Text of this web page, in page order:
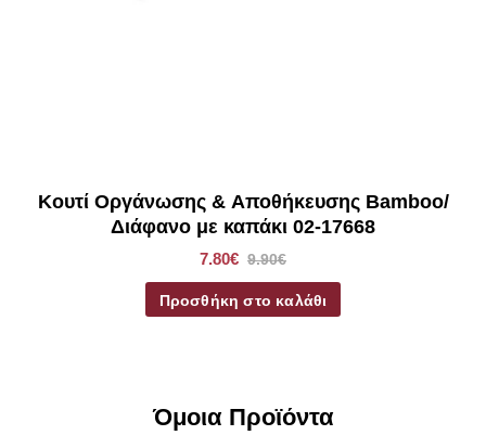
Κουτί Οργάνωσης & Αποθήκευσης Bamboo/
Διάφανο με καπάκι 02-17668
7.80€ 9.90€
Προσθήκη στο καλάθι
Όμοια Προϊόντα